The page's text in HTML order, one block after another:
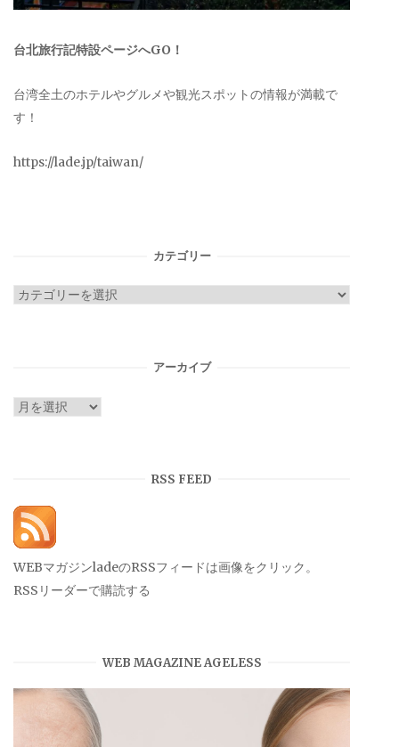
台北旅行記特設ページへGO！
台湾全土のホテルやグルメや観光スポットの情報が満載で
す！
https://lade.jp/taiwan/
カテゴリー
カ
アーカイブ
ア
RSS FEED
WEBマガジンladeのRSSフィードは画像をクリック。
RSSリーダーで購読する
WEB MAGAZINE AGELESS